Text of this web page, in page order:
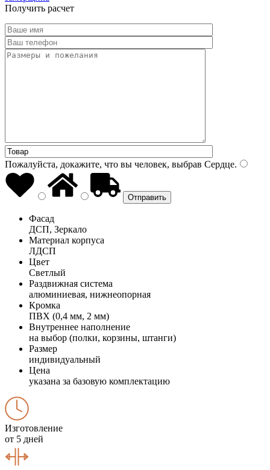
Получить расчет
Пожалуйста, докажите, что вы человек, выбрав Сердце.
Фасад
ДСП, Зеркало
Материал корпуса
ЛДСП
Цвет
Светлый
Раздвижная система
алюминиевая, нижнеопорная
Кромка
ПВХ (0,4 мм, 2 мм)
Внутреннее наполнение
на выбор (полки, корзины, штанги)
Размер
индивидуальный
Цена
указана за базовую комплектацию
Изготовление
от 5 дней